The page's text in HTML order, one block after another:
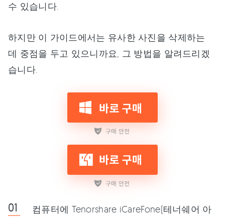
수 있습니다.
하지만 이 가이드에서는 유사한 사진을 삭제하는
데 중점을 두고 있으니까요, 그 방법을 알려드리겠
습니다.
컴퓨터에 Tenorshare iCareFone(테너쉐어 아